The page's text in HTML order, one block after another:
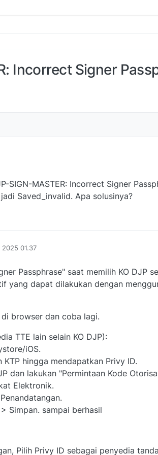
Incorrect Signer
SIGN-MASTER: Incorrect Signer
Saved_invalid. Apa solusinya?
2025 01.37
Passphrase" saat memilih KO DJP
yang dapat dilakukan dengan
browser dan coba lagi.
TTE lain selain KO DJP):
iOS.
hingga mendapatkan Privy ID.
dan lakukan "Permintaan Kode
Elektronik.
Simpan. sampai berhasil
Pilih Privy ID sebagai penyedia